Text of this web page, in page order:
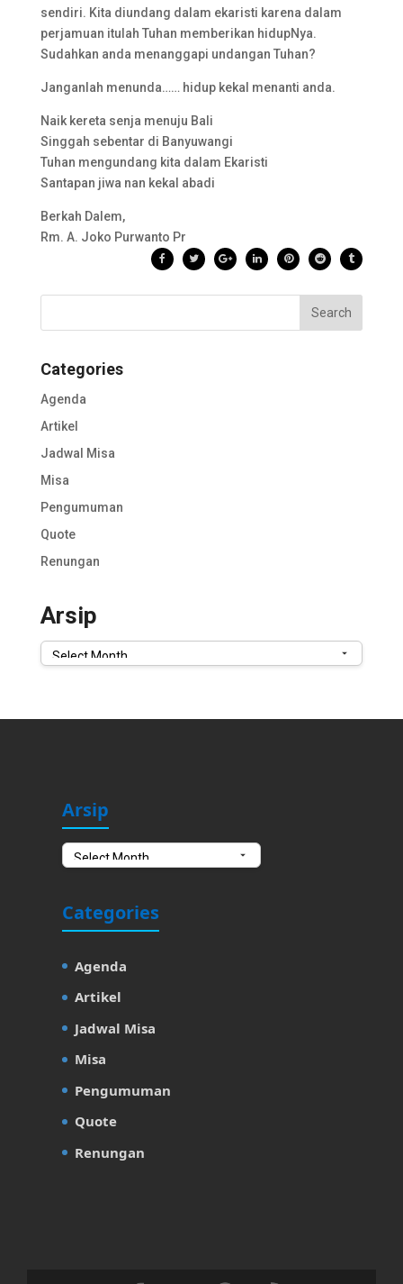
sendiri. Kita diundang dalam ekaristi karena dalam
perjamuan itulah Tuhan memberikan hidupNya.
Sudahkan anda menanggapi undangan Tuhan?
Janganlah menunda…… hidup kekal menanti anda.
Naik kereta senja menuju Bali
Singgah sebentar di Banyuwangi
Tuhan mengundang kita dalam Ekaristi
Santapan jiwa nan kekal abadi
Berkah Dalem,
Rm. A. Joko Purwanto Pr
Categories
Agenda
Artikel
Jadwal Misa
Misa
Pengumuman
Quote
Renungan
Arsip
Arsip
ArsipArsip
Categories
Agenda
Artikel
Jadwal Misa
Misa
Pengumuman
Quote
Renungan